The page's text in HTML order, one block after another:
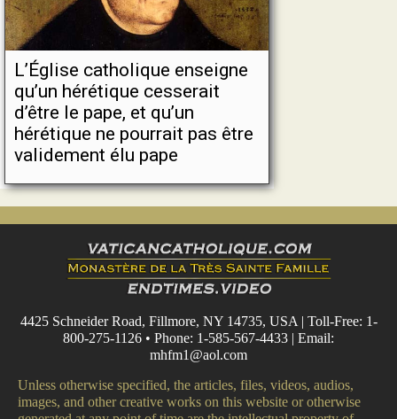
L’Église catholique enseigne
qu’un hérétique cesserait
d’être le pape, et qu’un
hérétique ne pourrait pas être
validement élu pape
4425 Schneider Road, Fillmore, NY 14735, USA | Toll-Free: 1-
800-275-1126 • Phone: 1-585-567-4433 | Email:
mhfm1@aol.com
Unless otherwise specified, the articles, files, videos, audios,
images, and other creative works on this website or otherwise